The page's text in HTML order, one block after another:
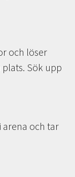
och löser
Sök upp
arena och tar